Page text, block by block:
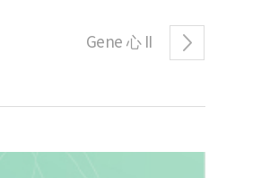
Gene 心 II